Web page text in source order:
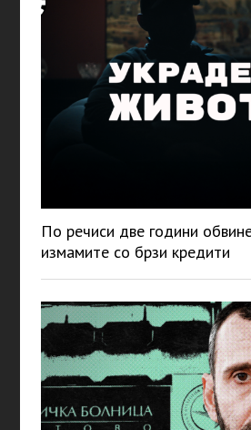
По речиси две години
измамите со брзи кредити